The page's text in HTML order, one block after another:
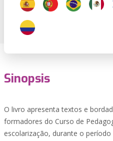
Sinopsis
O livro apresenta textos e
formadores do Curso de
escolarização, durante o